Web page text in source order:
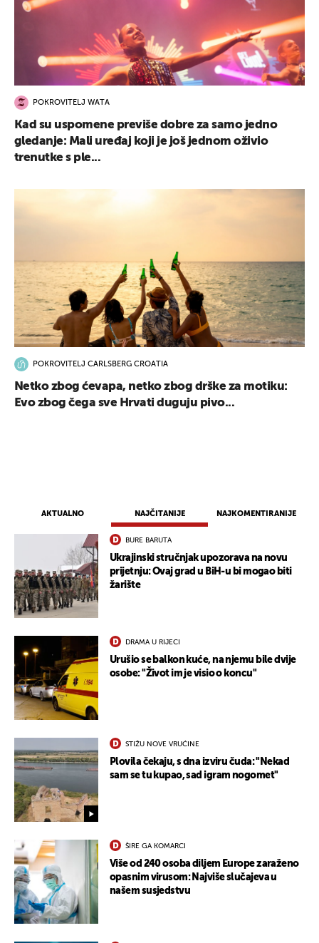
AKTUALNO NAJČITANIJE NAJKOMENTIRANIJE
BURE BARUTA
Ukrajinski stručnjak upozorava na novu
prijetnju: Ovaj grad u BiH-u bi mogao biti
žarište
DRAMA U RIJECI
Urušio se balkon kuće, na njemu bile dvije
osobe: "Život im je visio o koncu"
STIŽU NOVE VRUĆINE
Plovila čekaju, s dna izviru čuda: "Nekad
sam se tu kupao, sad igram nogomet"
ŠIRE GA KOMARCI
Više od 240 osoba diljem Europe zaraženo
opasnim virusom: Najviše slučajeva u
našem susjedstvu
POKROVITELJ WATA
Kad su uspomene previše dobre za samo jedno
gledanje: Mali uređaj koji je još jednom oživio
trenutke s ple...
POKROVITELJ CARLSBERG CROATIA
Netko zbog ćevapa, netko zbog drške za motiku:
Evo zbog čega sve Hrvati duguju pivo...
UKLJUČITE NOTIFIKACIJE